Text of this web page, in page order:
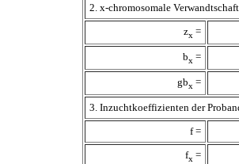
2. x-chromosomale
zx =
bx =
gbx =
3. Inzuchtkoeffizienten der
f =
fx =